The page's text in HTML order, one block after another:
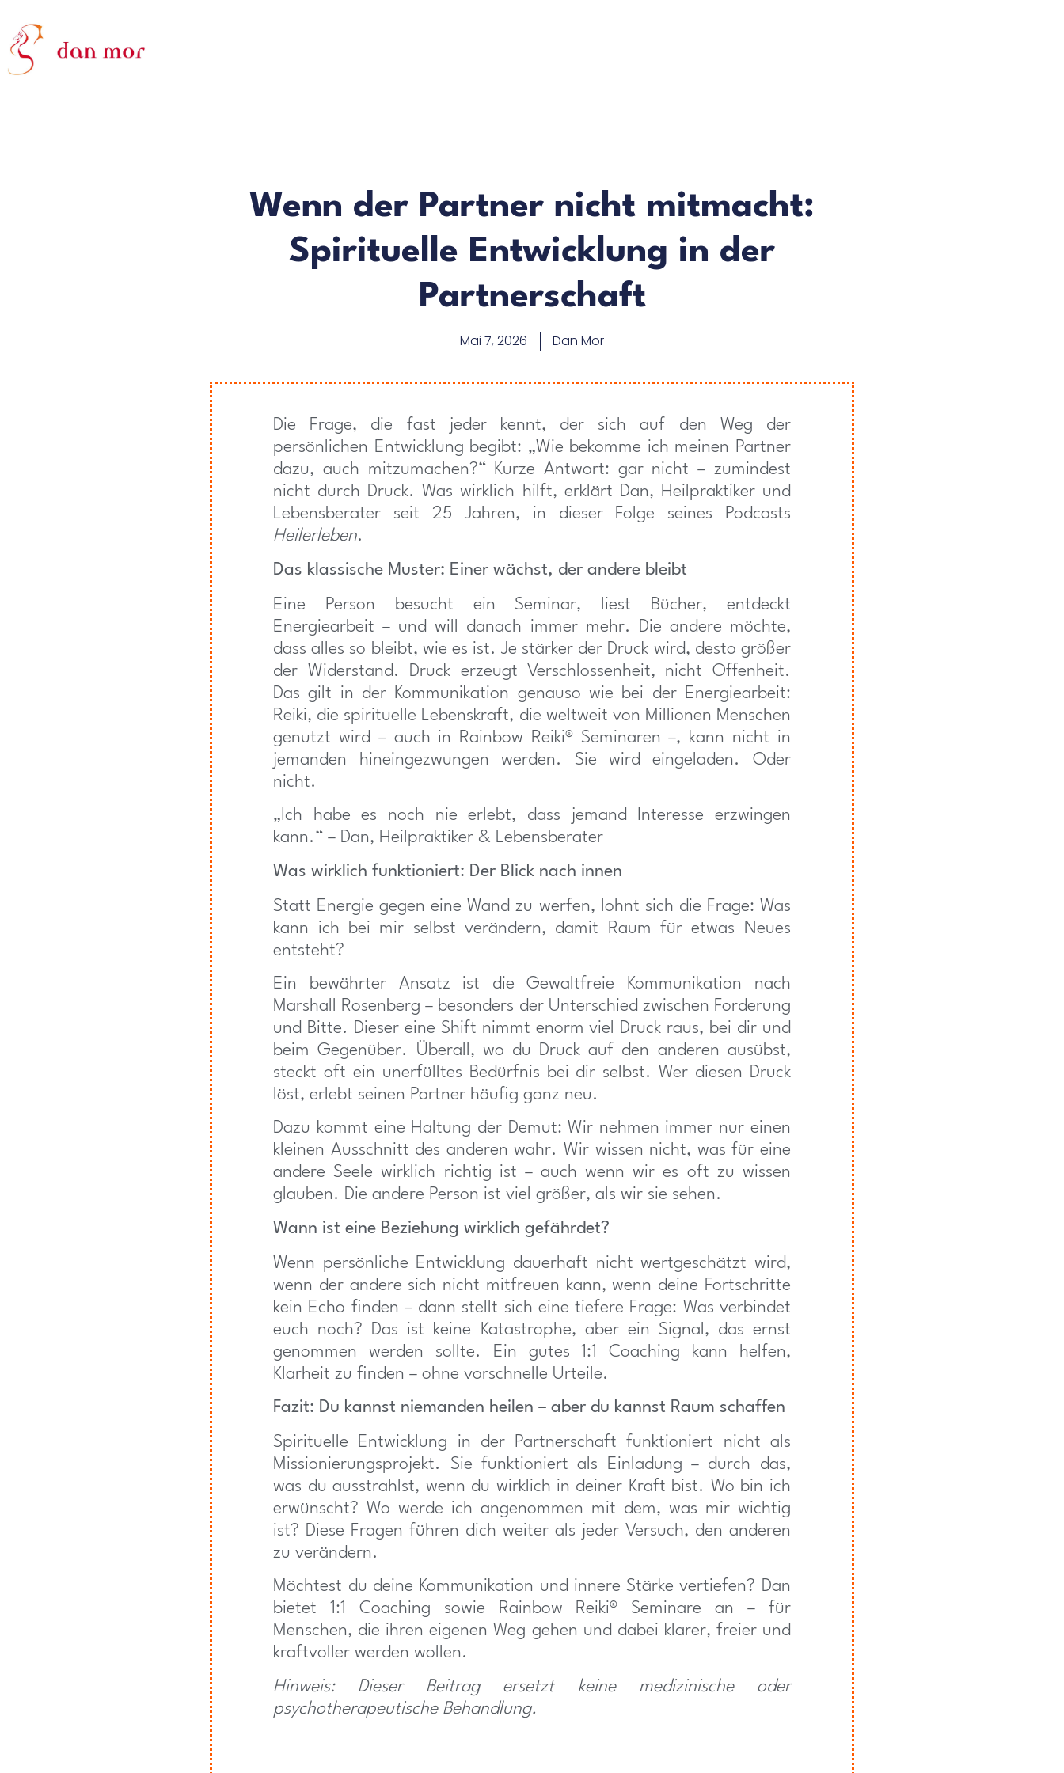
Wenn der Partner nicht mitmacht:
Spirituelle Entwicklung in der
Partnerschaft
Mai 7, 2026 Dan Mor
Die Frage, die fast jeder kennt, der sich auf den Weg der
persönlichen Entwicklung begibt: „Wie bekomme ich meinen Partner
dazu, auch mitzumachen?“ Kurze Antwort: gar nicht – zumindest
nicht durch Druck. Was wirklich hilft, erklärt Dan, Heilpraktiker und
Lebensberater seit 25 Jahren, in dieser Folge seines Podcasts
Heilerleben.
Das klassische Muster: Einer wächst, der andere bleibt
Eine Person besucht ein Seminar, liest Bücher, entdeckt
Energiearbeit – und will danach immer mehr. Die andere möchte,
dass alles so bleibt, wie es ist. Je stärker der Druck wird, desto größer
der Widerstand. Druck erzeugt Verschlossenheit, nicht Offenheit.
Das gilt in der Kommunikation genauso wie bei der Energiearbeit:
Reiki, die spirituelle Lebenskraft, die weltweit von Millionen Menschen
genutzt wird – auch in Rainbow Reiki® Seminaren –, kann nicht in
jemanden hineingezwungen werden. Sie wird eingeladen. Oder
nicht.
„Ich habe es noch nie erlebt, dass jemand Interesse erzwingen
kann.“ – Dan, Heilpraktiker & Lebensberater
Was wirklich funktioniert: Der Blick nach innen
Statt Energie gegen eine Wand zu werfen, lohnt sich die Frage: Was
kann ich bei mir selbst verändern, damit Raum für etwas Neues
entsteht?
Ein bewährter Ansatz ist die Gewaltfreie Kommunikation nach
Marshall Rosenberg – besonders der Unterschied zwischen Forderung
und Bitte. Dieser eine Shift nimmt enorm viel Druck raus, bei dir und
beim Gegenüber. Überall, wo du Druck auf den anderen ausübst,
steckt oft ein unerfülltes Bedürfnis bei dir selbst. Wer diesen Druck
löst, erlebt seinen Partner häufig ganz neu.
Dazu kommt eine Haltung der Demut: Wir nehmen immer nur einen
kleinen Ausschnitt des anderen wahr. Wir wissen nicht, was für eine
andere Seele wirklich richtig ist – auch wenn wir es oft zu wissen
glauben. Die andere Person ist viel größer, als wir sie sehen.
Wann ist eine Beziehung wirklich gefährdet?
Wenn persönliche Entwicklung dauerhaft nicht wertgeschätzt wird,
wenn der andere sich nicht mitfreuen kann, wenn deine Fortschritte
kein Echo finden – dann stellt sich eine tiefere Frage: Was verbindet
euch noch? Das ist keine Katastrophe, aber ein Signal, das ernst
genommen werden sollte. Ein gutes 1:1 Coaching kann helfen,
Klarheit zu finden – ohne vorschnelle Urteile.
Fazit: Du kannst niemanden heilen – aber du kannst Raum schaffen
Spirituelle Entwicklung in der Partnerschaft funktioniert nicht als
Missionierungsprojekt. Sie funktioniert als Einladung – durch das,
was du ausstrahlst, wenn du wirklich in deiner Kraft bist. Wo bin ich
erwünscht? Wo werde ich angenommen mit dem, was mir wichtig
ist? Diese Fragen führen dich weiter als jeder Versuch, den anderen
zu verändern.
Möchtest du deine Kommunikation und innere Stärke vertiefen? Dan
bietet 1:1 Coaching sowie Rainbow Reiki® Seminare an – für
Menschen, die ihren eigenen Weg gehen und dabei klarer, freier und
kraftvoller werden wollen.
Hinweis: Dieser Beitrag ersetzt keine medizinische oder
psychotherapeutische Behandlung.